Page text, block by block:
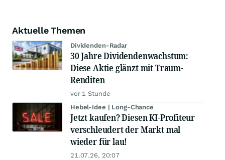
Aktuelle Themen
Dividenden-Radar
30 Jahre Dividendenwachstum:
Diese Aktie glänzt mit Traum-
Renditen
vor 1 Stunde
Hebel-Idee | Long-Chance
Jetzt kaufen? Diesen KI-Profiteur
verschleudert der Markt mal
wieder für lau!
21.07.26, 20:07